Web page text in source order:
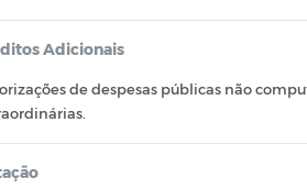
Adicionais
de despesas públicas não